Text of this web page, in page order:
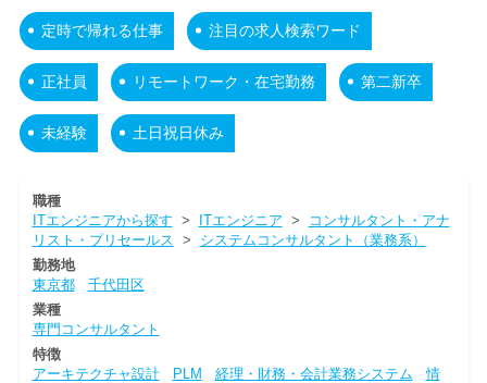
定時で帰れる仕事 注目の求人検索ワード
正社員 リモートワーク・在宅勤務 第二新卒
未経験 土日祝日休み
職種
ITエンジニアから探す > ITエンジニア >
コンサルタント・アナ
リスト・プリセールス > システムコンサルタント（業務系）
勤務地
東京都
千代田区
業種
専門コンサルタント
特徴
アーキテクチャ設計
PLM 経理・財務・会計業務システム
情